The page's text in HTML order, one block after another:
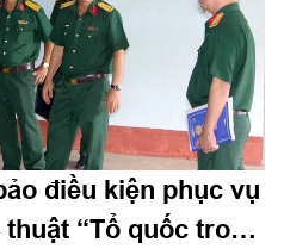
điều kiện phục vụ
“Tổ quốc trong